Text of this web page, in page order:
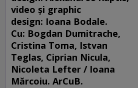
video și graphic
design: Ioana Bodale.
Cu: Bogdan Dumitrache,
Cristina Toma, Istvan
Teglas, Ciprian Nicula,
Nicoleta Lefter / Ioana
Mărcoiu. ArCuB.